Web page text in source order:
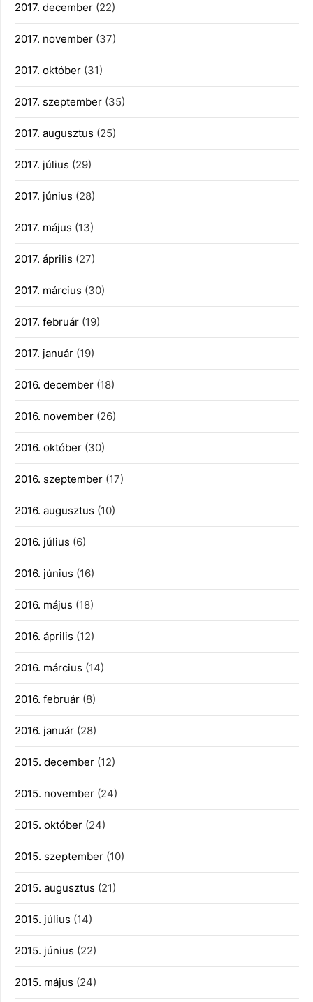
2017. december (22)
2017. november (37)
2017. október (31)
2017. szeptember (35)
2017. augusztus (25)
2017. július (29)
2017. június (28)
2017. május (13)
2017. április (27)
2017. március (30)
2017. február (19)
2017. január (19)
2016. december (18)
2016. november (26)
2016. október (30)
2016. szeptember (17)
2016. augusztus (10)
2016. július (6)
2016. június (16)
2016. május (18)
2016. április (12)
2016. március (14)
2016. február (8)
2016. január (28)
2015. december (12)
2015. november (24)
2015. október (24)
2015. szeptember (10)
2015. augusztus (21)
2015. július (14)
2015. június (22)
2015. május (24)